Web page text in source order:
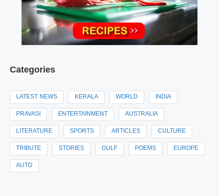
Categories
LATEST NEWS KERALA WORLD INDIA
PRAVASI ENTERTAINMENT AUSTRALIA
LITERATURE SPORTS ARTICLES CULTURE
TRIBUTE STORIES GULF POEMS EUROPE
AUTO